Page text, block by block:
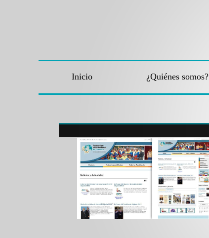
Inicio ¿Quiénes somos?